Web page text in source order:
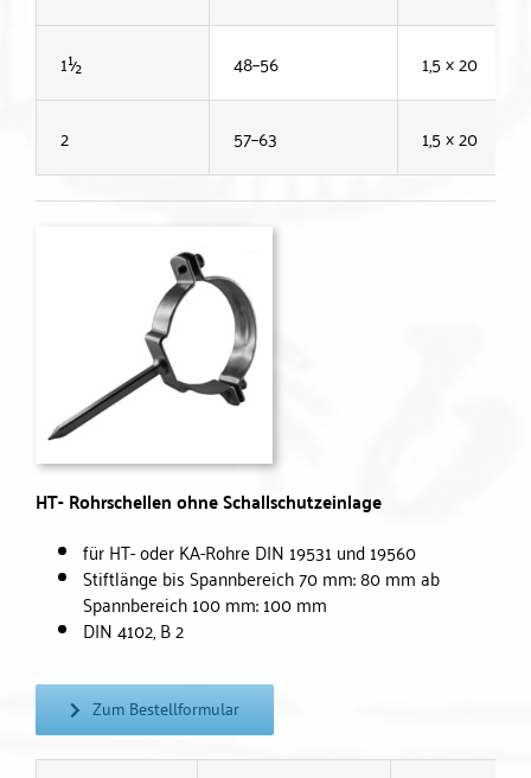
1½ 48–56 1,5 × 20
2 57–63 1,5 × 20
HT- Rohrschellen ohne Schallschutzeinlage
für HT- oder KA-Rohre DIN 19531 und 19560
Stiftlänge bis Spannbereich 70 mm: 80 mm ab
Spannbereich 100 mm: 100 mm
DIN 4102, B 2
Zum Bestellformular